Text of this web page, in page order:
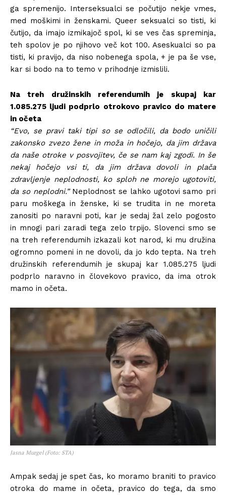
ga spremenijo. Interseksualci se počutijo nekje vmes,
med moškimi in ženskami. Queer seksualci so tisti, ki
čutijo, da imajo izmikajoč spol, ki se ves čas spreminja,
teh spolov je po njihovo več kot 100. Aseskualci so pa
tisti, ki pravijo, da niso nobenega spola, + je pa še vse,
kar si bodo na to temo v prihodnje izmislili.
Na treh družinskih referendumih je skupaj kar
1.085.275 ljudi podprlo otrokovo pravico do matere
in očeta
“Evo, se pravi taki tipi so se odločili, da bodo uničili
zakonsko zvezo žene in moža in hočejo, da jim država
da naše otroke v posvojitev, če se nam kaj zgodi. In še
nekaj hočejo vsi ti, da jim država dovoli in plača
zdravljenje neplodnosti, ko sploh ne morejo ugotoviti,
da so neplodni.”Neplodnost se lahko ugotovi samo pri
paru moškega in ženske, ki se trudita in ne moreta
zanositi po naravni poti, kar je sedaj žal zelo pogosto
in mnogi pari zaradi tega zelo trpijo. Slovenci smo se
na treh referendumih izkazali kot narod, ki mu družina
ogromno pomeni in ne dovoli, da jo kdo tepta. Na treh
družinskih referendumih je skupaj kar 1.085.275 ljudi
podprlo naravno in človekovo pravico, da ima otrok
mamo in očeta.
Jasna Murgel (Foto: STA)
Ampak sedaj je spet čas, ko moramo braniti to pravico
otroka do mame in očeta, pravico do tega, da smo